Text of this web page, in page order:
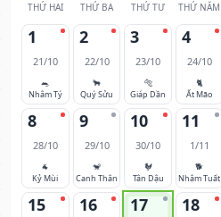
THỨ HAI THỨ BA THỨ TƯ THỨ NĂM
1
21/10
🐀
Nhâm Tý
2
22/10
🐂
Quý Sửu
3
23/10
🐅
Giáp Dần
4
24/10
🐈
Ất Mão
8
28/10
🐐
Kỷ Mùi
9
29/10
🐒
Canh Thân
10
30/10
🐓
Tân Dậu
11
1/11
🐕
Nhâm Tuất
15 16 17 18